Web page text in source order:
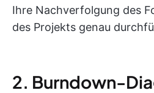
Ihre Nachverfolgung des
des Projekts genau
2. Burndown-